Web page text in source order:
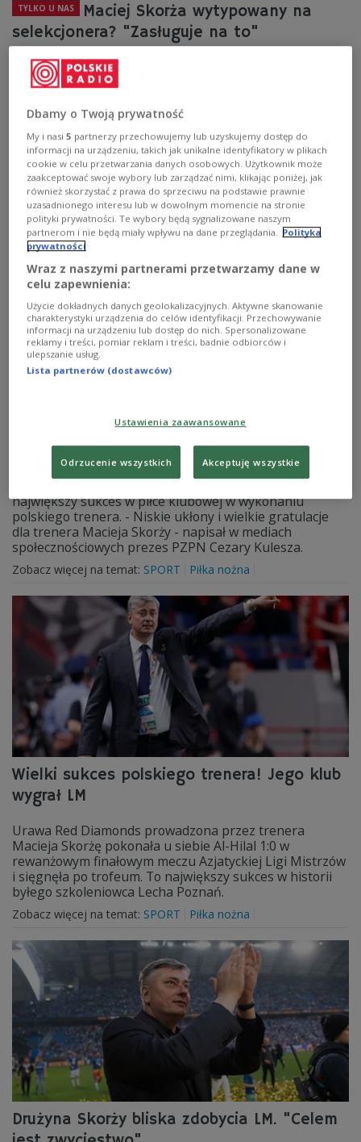
TYLKO U NAS
Maciej Skorża wytypowany na
selekcjonera? "Zasługuje na to"
- Myślę, że poprzebijał wszystkich, z którymi pracował,
także moje sukcesy - powiedział w rozmowie z Polskim
Polski, który w przeszłości pracował z Maciejem Skorżą.
Red Diamonds wygrała Azjatycką Ligę Mistrzów. To
jeden z największych sukcesów polskiego szkoleniowca
na arenie międzynarodowej.
Zobacz więcej na temat:SPORT Piłka nożna Paweł Janas
TYLKO U NAS
Skorża przeszedł do historii. "Niskie
Prowadzona przez Macieja Skorżę Urawa Red Diamons
największy sukces w piłce klubowej w wykonaniu
polskiego trenera. - Niskie ukłony i wielkie gratulacje
dla trenera Macieja Skorży - napisał w mediach
społecznościowych prezes PZPN Cezary Kulesza.
Zobacz więcej na temat: SPORT Piłka nożna
Wielki sukces polskiego trenera! Jego klub
wygrał LM
Urawa Red Diamonds prowadzona przez trenera
Macieja Skorżę pokonała u siebie Al-Hilal 1:0 w
rewanżowym finałowym meczu Azjatyckiej Ligi Mistrzów
i sięgnęła po trofeum. To największy sukces w historii
byłego szkoleniowca Lecha Poznań.
Zobacz więcej na temat: SPORT Piłka nożna
Drużyna Skorży bliska zdobycia LM. "Celem
Dbamy o Twoją prywatność
My i nasi5 partnerzy przechowujemy lub uzyskujemy dostęp do
informacji na urządzeniu, takich jak unikalne identyfikatory w plikach
cookie w celu przetwarzania danych osobowych. Użytkownik może
zaakceptować swoje wybory lub zarządzać nimi, klikając poniżej, jak
również skorzystać z prawa do sprzeciwu na podstawie prawnie
uzasadnionego interesu lub w dowolnym momencie na stronie
polityki prywatności. Te wybory będą sygnalizowane naszym
partnerom i nie będą miały wpływu na dane przeglądania. Polityka
prywatności
Wraz z naszymi partnerami przetwarzamy dane w
celu zapewnienia:
Użycie dokładnych danych geolokalizacyjnych. Aktywne skanowanie
charakterystyki urządzenia do celów identyfikacji. Przechowywanie
informacji na urządzeniu lub dostęp do nich. Spersonalizowane
reklamy i treści, pomiar reklam i treści, badnie odbiorców i
ulepszanie usług.
Lista partnerów (dostawców)
Ustawienia zaawansowane
Odrzucenie wszystkich Akceptuję wszystkie